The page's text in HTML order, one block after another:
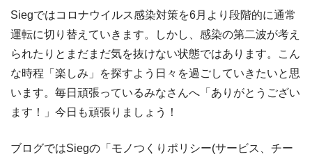
Siegではコロナウイルス感染対策を6月より段階的に通常
運転に切り替えていきます。しかし、感染の第二波が考え
られたりとまだまだ気を抜けない状態ではあります。こん
な時程「楽しみ」を探すよう日々を過ごしていきたいと思
います。毎日頑張っているみなさんへ「ありがとうござい
ます！」今日も頑張りましょう！
ブログではSiegの「モノつくりポリシー(サービス、チー